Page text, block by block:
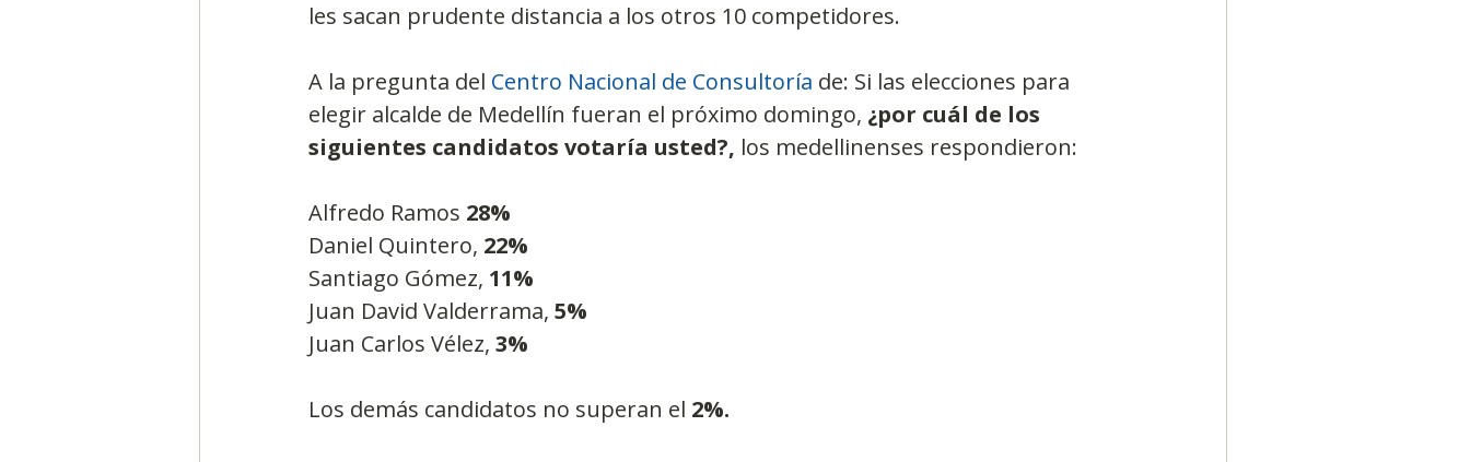
les sacan prudente distancia a los otros 10 competidores.
A la pregunta del Centro Nacional de Consultoría de: Si las elecciones para
elegir alcalde de Medellín fueran el próximo domingo, ¿por cuál de los
siguientes candidatos votaría usted?, los medellinenses respondieron:
Alfredo Ramos 28%
Daniel Quintero, 22%
Santiago Gómez, 11%
Juan David Valderrama, 5%
Juan Carlos Vélez, 3%
Los demás candidatos no superan el 2%.